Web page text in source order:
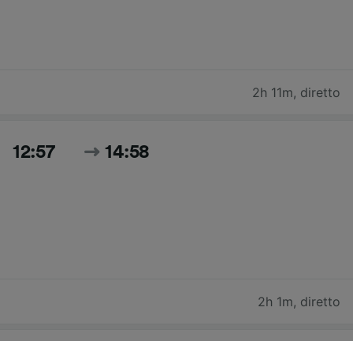
2h 11m, diretto
12:57 14:58
2h 1m, diretto